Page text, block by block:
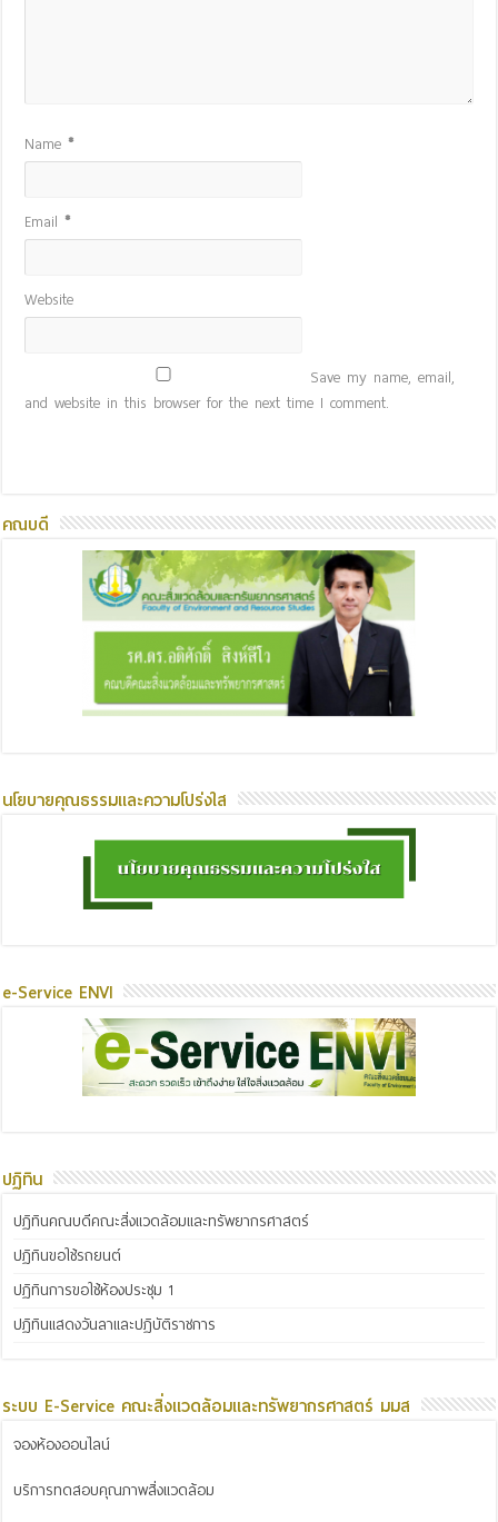
Name*
Email*
Website
Save my name, email,
and website in this browser for the next time I comment.
คณบดี
นโยบายคุณธรรมและความโปร่งใส
e-Service ENVI
ปฏิทิน
ปฏิทินคณบดีคณะสิ่งแวดล้อมและทรัพยากรศาสตร์
ปฏิทินขอใช้รถยนต์
ปฏิทินการขอใช้ห้องประชุม 1
ปฏิทินแสดงวันลาและปฏิบัติราชการ
ระบบ E-Service คณะสิ่งแวดล้อมและทรัพยากรศาสตร์ มมส
จองห้องออนไลน์
บริการทดสอบคุณภาพสิ่งแวดล้อม